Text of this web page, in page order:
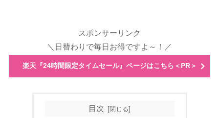
スポンサーリンク
＼日替わりで毎日お得ですよ～！／
楽天『24時間限定タイムセール』ページはこちら＜PR＞
目次